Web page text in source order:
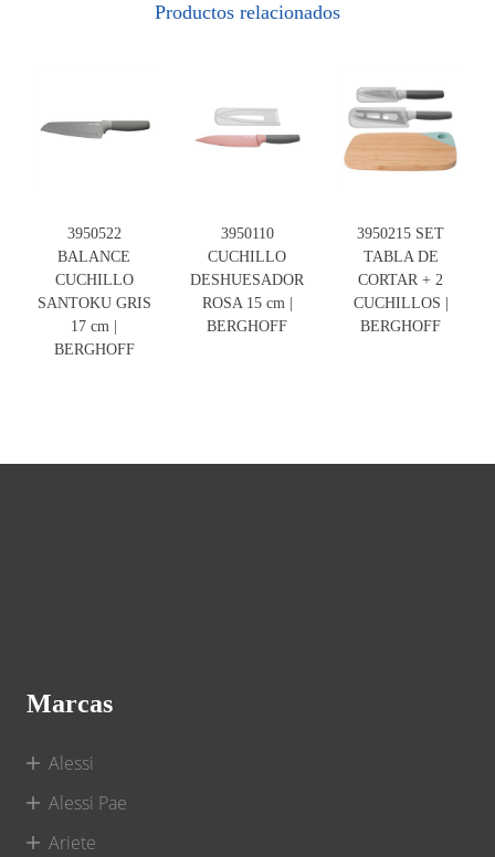
Productos relacionados
3950522
BALANCE
CUCHILLO
SANTOKU GRIS
17 cm |
BERGHOFF
3950110
CUCHILLO
DESHUESADOR
ROSA 15 cm |
BERGHOFF
3950215 SET
TABLA DE
CORTAR + 2
CUCHILLOS |
BERGHOFF
Marcas
Alessi
Alessi Pae
Ariete